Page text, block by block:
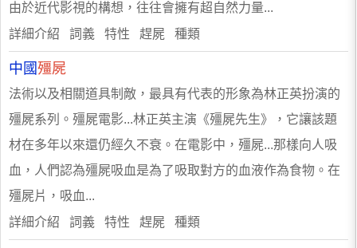
由於近代影視的構想，往往會擁有超自然力量...
詳細介紹 詞義 特性 趕屍 種類
中國殭屍
法術以及相關道具制敵，最具有代表的形象為林正英扮演的
殭屍系列。殭屍電影...林正英主演《殭屍先生》，它讓該題
材在多年以來還仍經久不衰。在電影中，殭屍...那樣向人吸
血，人們認為殭屍吸血是為了吸取對方的血液作為食物。在
殭屍片，吸血...
詳細介紹 詞義 特性 趕屍 種類